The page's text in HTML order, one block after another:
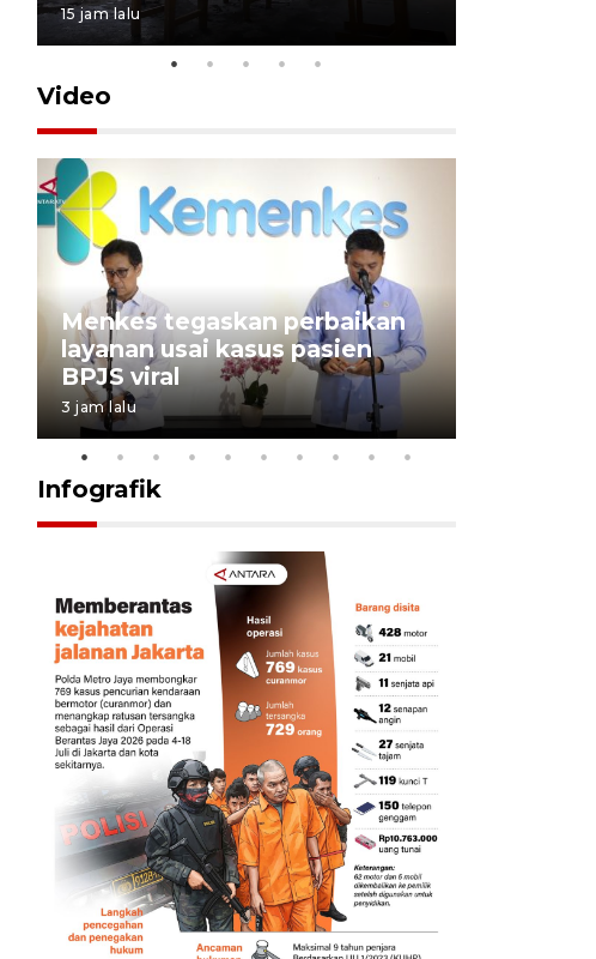
15 jam lalu
Video
Menkes tegaskan perbaikan
layanan usai kasus pasien
BPJS viral
3 jam lalu
Infografik